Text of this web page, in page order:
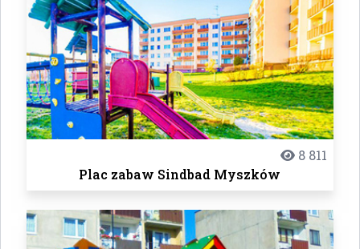
8 811
Plac zabaw Sindbad Myszków